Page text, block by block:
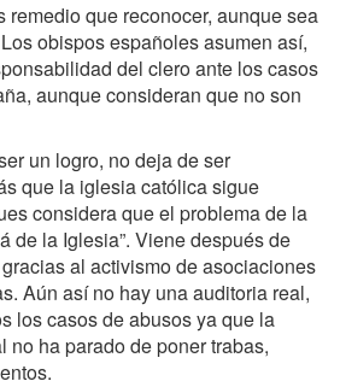
remedio que reconocer, aunque sea
obispos españoles asumen así,
del clero ante los casos
aunque consideran que no son
un logro, no deja de ser
que la iglesia católica sigue
considera que el problema de la
de la Iglesia”. Viene después de
al activismo de asociaciones
Aún así no hay una auditoria real,
los casos de abusos ya que la
no ha parado de poner trabas,